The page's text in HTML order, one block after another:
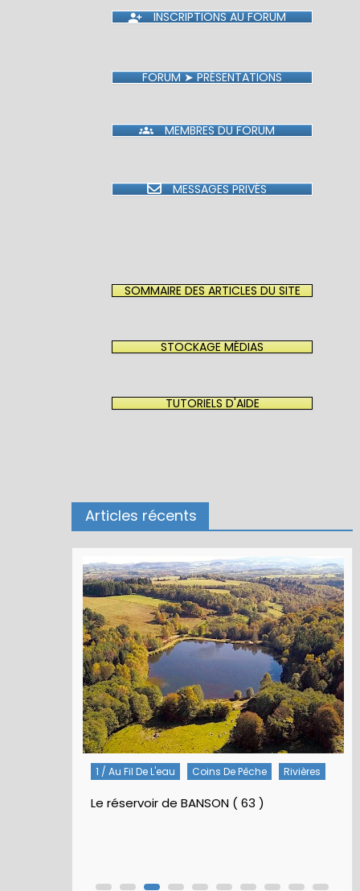
INSCRIPTIONS AU FORUM
FORUM ➤ PRÉSENTATIONS
MEMBRES DU FORUM
MESSAGES PRIVÉS
SOMMAIRE DES ARTICLES DU SITE
STOCKAGE MÉDIAS
TUTORIELS D'AIDE
Articles récents
1 / Au Fil De L'eau Coins De Pêche Rivières
Le réservoir de BANSON ( 63 )